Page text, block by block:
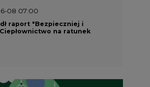
08 07:00
raport "Bezpieczniej i
na ratunek